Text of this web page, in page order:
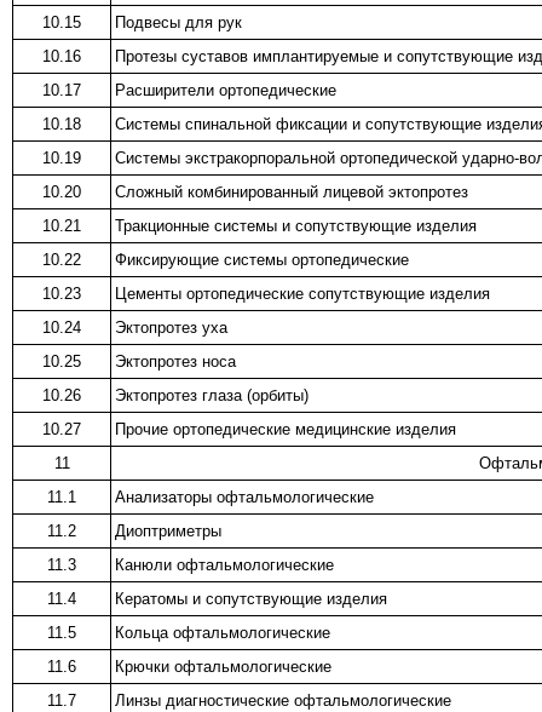
10.15
Подвесы для рук
10.16
Протезы суставов имплантируемые и сопутствующие
10.17
Расширители ортопедические
10.18
Системы спинальной фиксации и сопутствующие
10.19
Системы экстракорпоральной ортопедической ударно-
10.20
Сложный комбинированный лицевой эктопротез
10.21
Тракционные системы и сопутствующие изделия
10.22
Фиксирующие системы ортопедические
10.23
Цементы ортопедические сопутствующие изделия
10.24
Эктопротез уха
10.25
Эктопротез носа
10.26
Эктопротез глаза (орбиты)
10.27
Прочие ортопедические медицинские изделия
11
11.1
Анализаторы офтальмологические
11.2
Диоптриметры
11.3
Канюли офтальмологические
11.4
Кератомы и сопутствующие изделия
11.5
Кольца офтальмологические
11.6
Крючки офтальмологические
11.7
Линзы диагностические офтальмологические